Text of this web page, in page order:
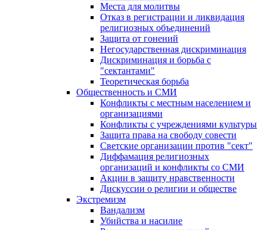
Места для молитвы
Отказ в регистрации и ликвидация
религиозных объединений
Защита от гонений
Негосударственная дискриминация
Дискриминация и борьба с
"сектантами"
Теоретическая борьба
Общественность и СМИ
Конфликты с местным населением и
организациями
Конфликты с учреждениями культуры
Защита права на свободу совести
Светские организации против "сект"
Диффамация религиозных
организаций и конфликты со СМИ
Акции в защиту нравственности
Дискуссии о религии и обществе
Экстремизм
Вандализм
Убийства и насилие